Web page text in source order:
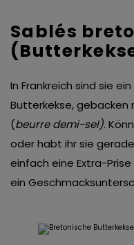
Sablés
In Frankreich sind sie
Butterkekse,
(beurre demi-sel).
oder habt ihr sie
einfach eine Extra-
ein